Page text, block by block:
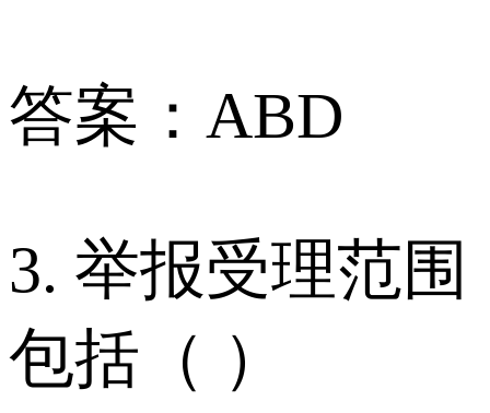
答案：ABD
3. 举报受理范围
包括（ ）